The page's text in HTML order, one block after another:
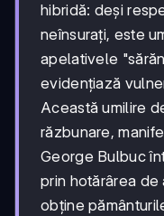
hibridă: deși
neînsurați, este
apelativele
evidențiază
Această umilire
răzbunare,
George Bulbuc
prin hotărârea de
obține